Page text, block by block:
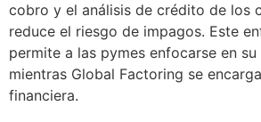
cobro y el análisis de crédito de los
reduce el riesgo de impagos. Este
permite a las pymes enfocarse en
mientras Global Factoring se
financiera.